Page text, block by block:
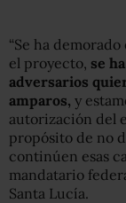
“Se ha
el proyecto, se
adversarios
amparos, y
autorización del
propósito de no
continúen esas
mandatario
Santa Lucía.